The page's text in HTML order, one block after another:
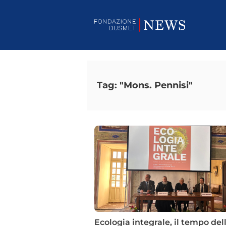
Tag: "Mons. Pennisi"
Ecologia integrale, il tempo